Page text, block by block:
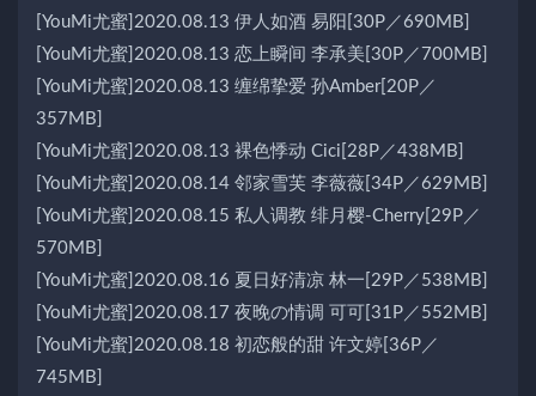
[YouMi尤蜜]2020.08.13 伊人如酒 易阳[30P／690MB]
[YouMi尤蜜]2020.08.13 恋上瞬间 李承美[30P／700MB]
[YouMi尤蜜]2020.08.13 缠绵挚爱 孙Amber[20P／
357MB]
[YouMi尤蜜]2020.08.13 裸色悸动 Cici[28P／438MB]
[YouMi尤蜜]2020.08.14 邻家雪芙 李薇薇[34P／629MB]
[YouMi尤蜜]2020.08.15 私人调教 绯月樱-Cherry[29P／
570MB]
[YouMi尤蜜]2020.08.16 夏日好清凉 林一[29P／538MB]
[YouMi尤蜜]2020.08.17 夜晚の情调 可可[31P／552MB]
[YouMi尤蜜]2020.08.18 初恋般的甜 许文婷[36P／
745MB]